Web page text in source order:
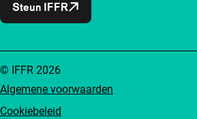
Steun IFFR
Algemene voorwaarden
Cookiebeleid
© IFFR 2026